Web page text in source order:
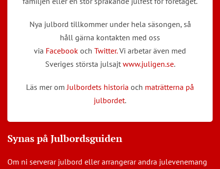
Nya julbord tillkommer under hela säsongen, så
håll gärna kontakten med oss
via Facebook och Twitter.Vi arbetar även med
Sveriges största julsajt www.juligen.se.
Läs mer om Julbordets historia och maträtterna på
julbordet.
Synas på Julbordsguiden
Om ni serverar julbord eller arrangerar andra julevenemang